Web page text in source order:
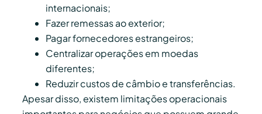
internacionais;
Fazer remessas ao exterior;
Pagar fornecedores estrangeiros;
Centralizar operações em moedas
diferentes;
Reduzir custos de câmbio e transferências.
Apesar disso, existem limitações operacionais